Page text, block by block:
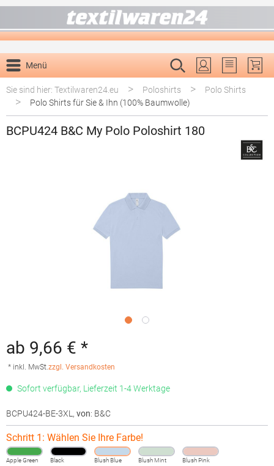
Menü
Du hast 0
Sie sind hier: Textilwaren24.eu
> Poloshirts > Polo Shirts
> Polo Shirts für Sie & Ihn (100% Baumwolle)
BCPU424 B&C My Polo Poloshirt 180
ab 9,66 € *
* inkl. MwSt.zzgl. Versandkosten
Sofort verfügbar, Lieferzeit 1-4 Werktage
BCPU424-BE-3XL , von: B&C
Schritt 1: Wählen Sie Ihre Farbe!
Apple Green Black Blush Blue Blush Mint Blush Pink